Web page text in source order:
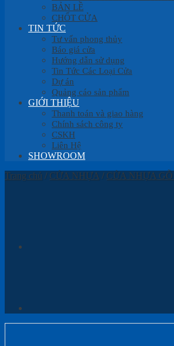
BẢN LỀ
CHỐT CỬA
TIN TỨC
Tư vấn phong thủy
Báo giá cửa
Hướng dẫn sử dụng
Tin Tức Các Loại Cửa
Dự án
Quảng cáo sản phẩm
GIỚI THIỆU
Thanh toán và giao hàng
Chính sách công ty
CSKH
Liên Hệ
SHOWROOM
Trang chủ / CỬA NHỰA / CỬA NHỰA